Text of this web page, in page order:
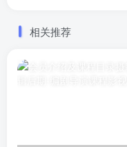
孙春星主讲，已完结，原价
相关推荐